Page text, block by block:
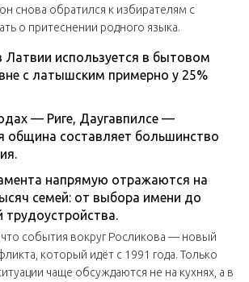
снова обратился к избирателям с
о притеснении родного языка.
Латвии используется в бытовом
с латышским примерно у 25%
— Риге, Даугавпилсе —
община составляет большинство
напрямую отражаются на
семей: от выбора имени до
события вокруг Росликова — новый
который идёт с 1991 года. Только
чаще обсуждаются не на кухнях, а в